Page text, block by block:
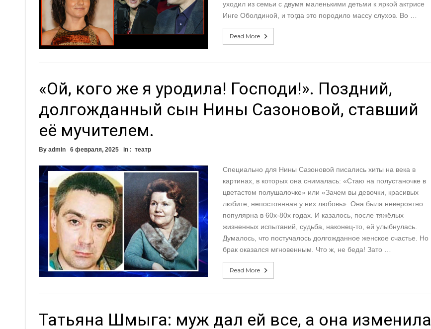
уходил из семьи с двумя маленькими детьми к яркой актрисе
Инге Оболдиной, и тогда это породило массу слухов. Во …
Read More
«Ой, кого же я уродила! Господи!». Поздний,
долгожданный сын Нины Сазоновой, ставший
её мучителем.
By admin 6 февраля, 2025 in : театр
Специально для Нины Сазоновой писались хиты на века в
картинах, в которых она снималась: «Стаю на полустаночке в
цветастом полушалочке» или «Зачем вы девочки, красивых
любите, непостоянная у них любовь». Она была невероятно
популярна в 60х-80х годах. И казалось, после тяжёлых
жизненных испытаний, судьба, наконец-то, ей улыбнулась.
Думалось, что постучалось долгожданное женское счастье. Но
брак оказался мгновенным. Что ж, не беда! Зато …
Read More
Татьяна Шмыга: муж дал ей все, а она изменила